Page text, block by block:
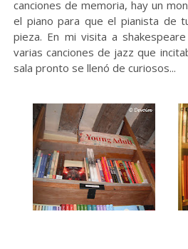
canciones de memoria, hay un
el piano para que el pianista de
pieza. En mi visita a
varias canciones de jazz que
sala pronto se llenó de curiosos...